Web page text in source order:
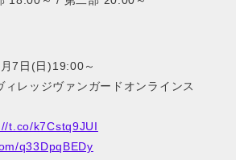
7日(日)19:00～
ィレッジヴァンガードオンラインス
t.co/k7Cstq9JUI
q33DpqBEDy